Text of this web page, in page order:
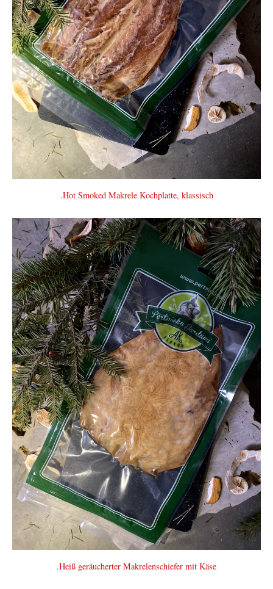
.Hot Smoked Makrele Kochplatte, klassisch
.Heiß geräucherter Makrelenschiefer mit Käse